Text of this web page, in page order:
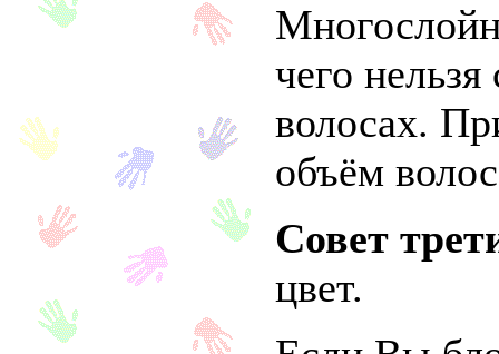
чего нельзя
волосах.
объём
Совет
цвет.